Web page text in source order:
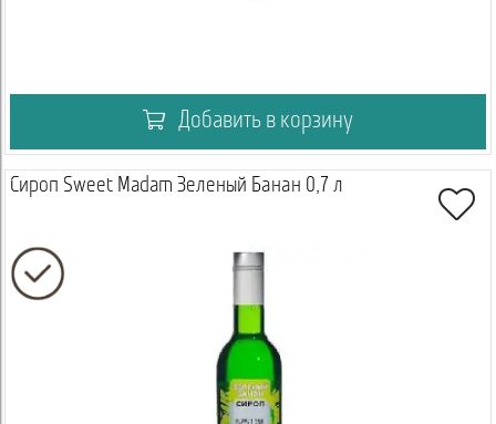
Добавить в корзину
Сироп Sweet Madam Зеленый Банан 0,7 л